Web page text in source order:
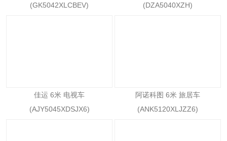
(GK5042XLCBEV)
(DZA5040XZH)
佳运 6米 电视车
(AJY5045XDSJX6)
阿诺科图 6米 旅居车
(ANK5120XLJZZ6)